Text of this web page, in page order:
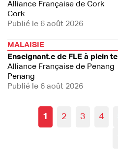
Alliance Française de Cork
Cork
Publié le 6 août 2026
MALAISIE
Enseignant.e de FLE à plein
Alliance Française de Penang
Penang
Publié le 6 août 2026
1 2 3 4